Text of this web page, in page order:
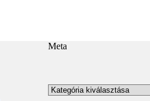
Meta
Kategóriák